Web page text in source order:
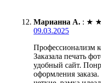
Марианна А. : ★ ★
09.03.2025
Профессионализм
Заказала печать
удобный сайт.
оформления